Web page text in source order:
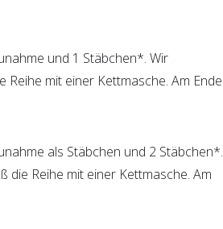
und 1 Stäbchen*. Wir
mit einer Kettmasche. Am Ende
als Stäbchen und 2 Stäbchen*.
die Reihe mit einer Kettmasche. Am